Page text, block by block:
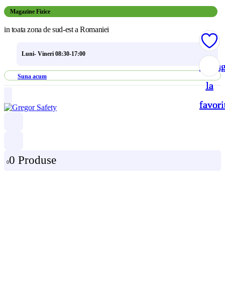
Magazine Fizice
in toata zona de sud-est a Romaniei
Luni- Vineri 08:30-17:00
Suna acum
00 Produse
la
la
la
la